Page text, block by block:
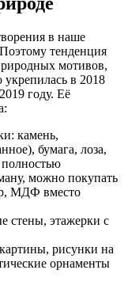
в наше
тенденция
мотивов,
укрепилась в 2018
году. Её
камень,
бумага, лоза,
можно покупать
МДФ вместо
стены, этажерки с
рисунки на
орнаменты